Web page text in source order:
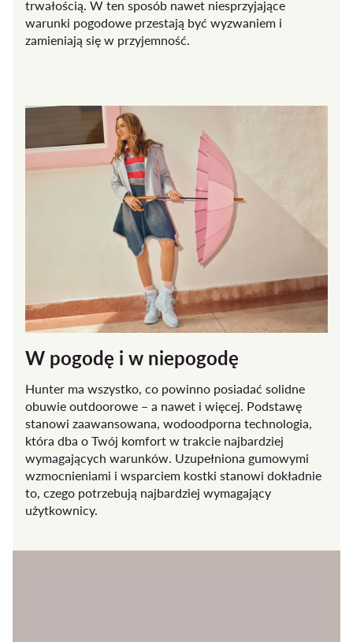
trwałością. W ten sposób nawet niesprzyjające
warunki pogodowe przestają być wyzwaniem i
zamieniają się w przyjemność.
W pogodę i w niepogodę
Hunter ma wszystko, co powinno posiadać solidne
obuwie outdoorowe – a nawet i więcej. Podstawę
stanowi zaawansowana, wodoodporna technologia,
która dba o Twój komfort w trakcie najbardziej
wymagających warunków. Uzupełniona gumowymi
wzmocnieniami i wsparciem kostki stanowi dokładnie
to, czego potrzebują najbardziej wymagający
użytkownicy.